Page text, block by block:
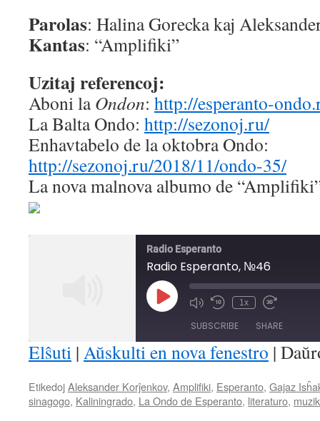
Parolas: Halina Gorecka kaj
Kantas: “Amplifiki”
Uzitaj referencoj:
Aboni laOndon: http://esperanto-
La Balta Ondo: http://sezonoj.ru/
Enhavtabelo de la oktobra Ondo:
http://sezonoj.ru/2018/11/ondo-35/
La nova malnova albumo de
Radio Esperanto
Radio Esperanto, №46
Play
Episode Mute/Unmute
Rewind
Seconds
1x
Fast
30
seconds
SUBSCRIBE SHARE
RSS FEED
LINK
Elŝuti | Aŭskulti en nova fenestro |
EtikedojAleksander Korĵenkov, Amplifiki, Esperanto, Gajaz
sinagogo, Kaliningrado, La Ondo de Esperanto, literaturo,